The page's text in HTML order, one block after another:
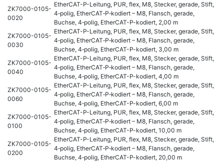
ZK7000-0105-
0020
EtherCAT-P-Leitung, PUR, flex, M8, Stecker, gerade, Stift,
4‑polig, EtherCAT‑P‑kodiert – M8, Flansch, gerade,
Buchse, 4‑polig, EtherCAT-P-kodiert, 2,00 m
ZK7000-0105-
0030
EtherCAT-P-Leitung, PUR, flex, M8, Stecker, gerade, Stift,
4‑polig, EtherCAT‑P‑kodiert – M8, Flansch, gerade,
Buchse, 4‑polig, EtherCAT-P-kodiert, 3,00 m
ZK7000-0105-
0040
EtherCAT-P-Leitung, PUR, flex, M8, Stecker, gerade, Stift,
4‑polig, EtherCAT‑P‑kodiert – M8, Flansch, gerade,
Buchse, 4‑polig, EtherCAT-P-kodiert, 4,00 m
ZK7000-0105-
0060
EtherCAT-P-Leitung, PUR, flex, M8, Stecker, gerade, Stift,
4‑polig, EtherCAT‑P‑kodiert – M8, Flansch, gerade,
Buchse, 4‑polig, EtherCAT-P-kodiert, 6,00 m
ZK7000-0105-
0100
EtherCAT-P-Leitung, PUR, flex, M8, Stecker, gerade, Stift,
4‑polig, EtherCAT‑P‑kodiert – M8, Flansch, gerade,
Buchse, 4‑polig, EtherCAT-P-kodiert, 10,00 m
ZK7000-0105-
0200
EtherCAT-P-Leitung, PUR, flex, M8, Stecker, gerade, Stift,
4‑polig, EtherCAT‑P‑kodiert – M8, Flansch, gerade,
Buchse, 4‑polig, EtherCAT-P-kodiert, 20,00 m